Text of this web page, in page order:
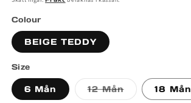
Colour
BEIGE TEDDY
Size
6 Mån 12 MånVarianten
är
18 Mån